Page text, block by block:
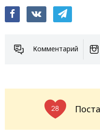
Комментарий
28